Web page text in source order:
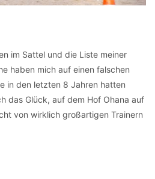
im Sattel und die Liste meiner
haben mich auf einen falschen
in den letzten 8 Jahren hatten
das Glück, auf dem Hof Ohana auf
von wirklich großartigen Trainern